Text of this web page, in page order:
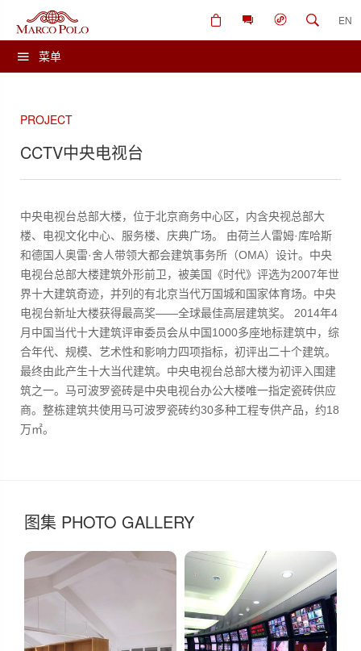
菜单
EN
PROJECT
CCTV中央电视台
中央电视台总部大楼，位于北京商务中心区，内含央视总部大
楼、电视文化中心、服务楼、庆典广场。 由荷兰人雷姆·库哈斯
和德国人奥雷·舍人带领大都会建筑事务所（OMA）设计。中央
电视台总部大楼建筑外形前卫，被美国《时代》评选为2007年世
界十大建筑奇迹，并列的有北京当代万国城和国家体育场。 中央
电视台新址大楼获得最高奖——全球最佳高层建筑奖。 2014年4
月中国当代十大建筑评审委员会从中国1000多座地标建筑中，综
合年代、规模、艺术性和影响力四项指标，初评出二十个建筑。
最终由此产生十大当代建筑。中央电视台总部大楼为初评入围建
筑之一。 马可波罗瓷砖是中央电视台办公大楼唯一指定瓷砖供应
商。整栋建筑共使用马可波罗瓷砖约30多种工程专供产品，约18
万㎡。
图集 PHOTO GALLERY